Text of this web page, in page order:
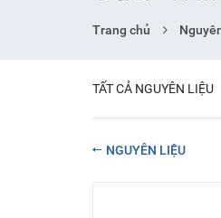
Trang chủ
TẤT CẢ NGUYÊN LIỆU
NGUYÊN LIỆU